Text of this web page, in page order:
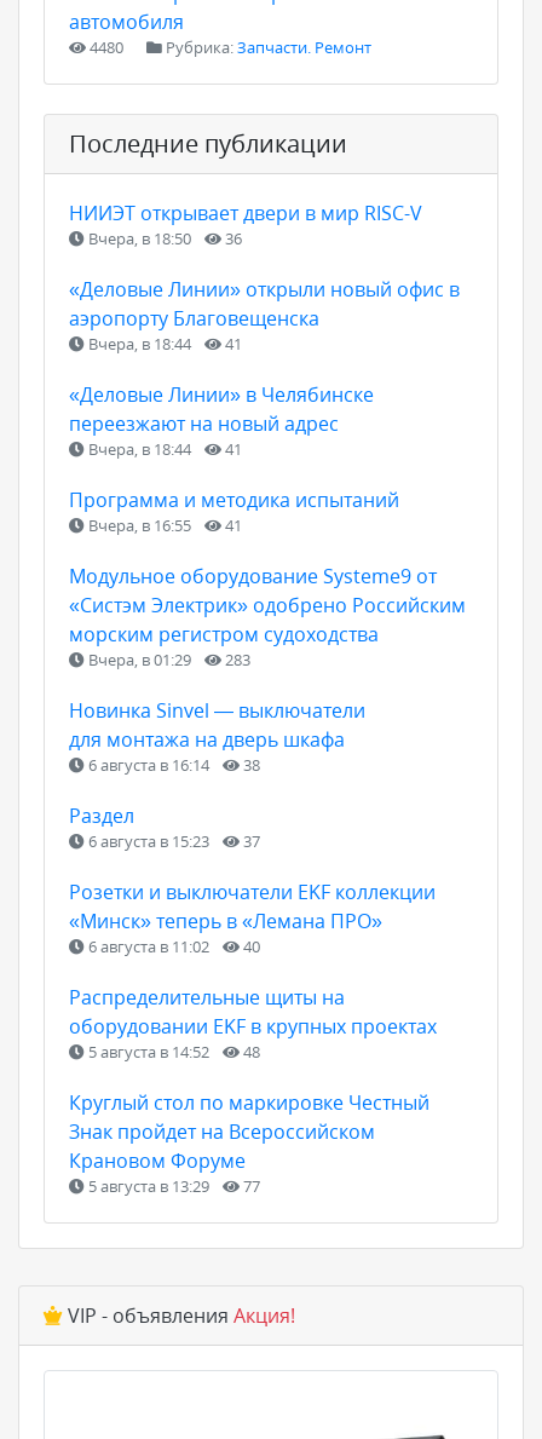
автомобиля
4480 Рубрика:Запчасти. Ремонт
Последние публикации
НИИЭТ открывает двери в мир RISC-V
Вчера, в 18:50 36
«Деловые Линии» открыли новый офис в
аэропорту Благовещенска
Вчера, в 18:44 41
«Деловые Линии» в Челябинске
переезжают на новый адрес
Вчера, в 18:44 41
Программа и методика испытаний
Вчера, в 16:55 41
Модульное оборудование Systeme9 от
«Систэм Электрик» одобрено Российским
морским регистром судоходства
Вчера, в 01:29 283
Новинка Sinvel — выключатели
для монтажа на дверь шкафа
6 августа в 16:14 38
Раздел
6 августа в 15:23 37
Розетки и выключатели EKF коллекции
«Минск» теперь в «Лемана ПРО»
6 августа в 11:02 40
Распределительные щиты на
оборудовании EKF в крупных проектах
5 августа в 14:52 48
Круглый стол по маркировке Честный
Знак пройдет на Всероссийском
Крановом Форуме
5 августа в 13:29 77
VIP - объявления Акция!